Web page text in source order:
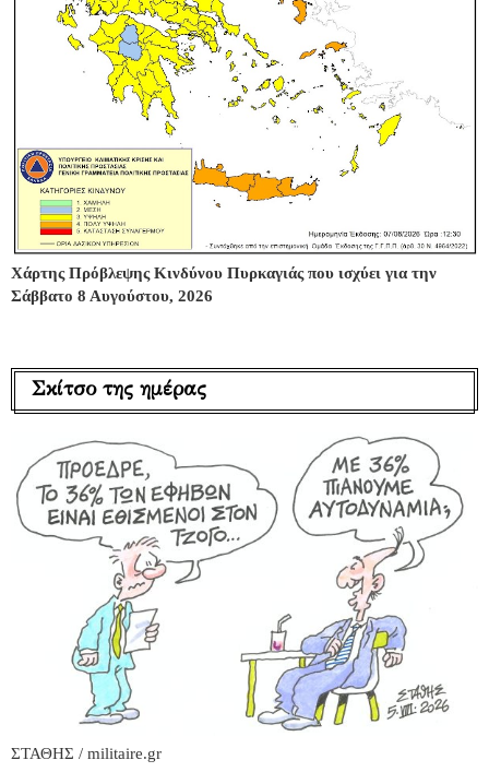
Χάρτης Πρόβλεψης Κινδύνου Πυρκαγιάς που ισχύει για την
Σάββατο 8 Αυγούστου, 2026
Σκίτσο της ημέρας
ΣΤΑΘΗΣ / militaire.gr